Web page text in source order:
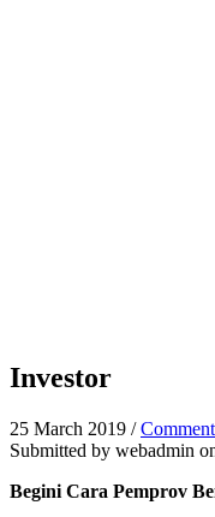
Investor
25 March 2019 /
Submitted by webadmin
Begini Cara Pemprov